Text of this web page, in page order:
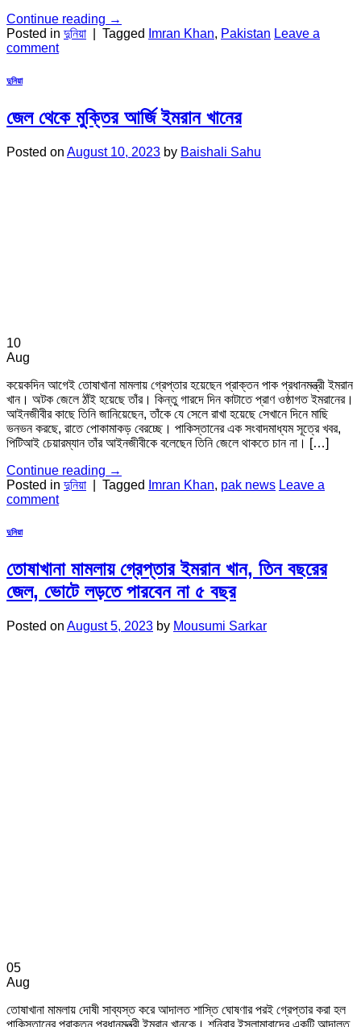
Continue reading →
Posted in দুনিয়া Tagged Imran Khan, Pakistan Leave a
comment
দুনিয়া
জেল থেকে মুক্তির আর্জি ইমরান খানের
Posted on August 10, 2023 by Baishali Sahu
10
Aug
কয়েকদিন আগেই তোষাখানা মামলায় গ্রেপ্তার হয়েছেন প্রাক্তন পাক প্রধানমন্ত্রী ইমরান
খান। অটক জেলে ঠাঁই হয়েছে তাঁর। কিন্তু গারদে দিন কাটাতে প্রাণ ওষ্ঠাগত ইমরানের।
আইনজীবীর কাছে তিনি জানিয়েছেন, তাঁকে যে সেলে রাখা হয়েছে সেখানে দিনে মাছি
ভনভন করছে, রাতে পোকামাকড় বেরচ্ছে। পাকিস্তানের এক সংবাদমাধ্যম সূত্রে খবর,
পিটিআই চেয়ারম্যান তাঁর আইনজীবীকে বলেছেন তিনি জেলে থাকতে চান না। […]
Continue reading →
Posted in দুনিয়া Tagged Imran Khan, pak news Leave a
comment
দুনিয়া
তোষাখানা মামলায় গ্রেপ্তার ইমরান খান, তিন বছরের
জেল, ভোটে লড়তে পারবেন না ৫ বছর
Posted on August 5, 2023 by Mousumi Sarkar
05
Aug
তোষাখানা মামলায় দোষী সাব্যস্ত করে আদালত শাস্তি ঘোষণার পরই গ্রেপ্তার করা হল
পাকিস্তানের প্রাক্তন প্রধানমন্ত্রী ইমরান খানকে। শনিবার ইসলামাবাদের একটি আদালত